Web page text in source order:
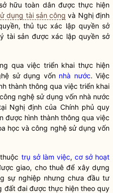
hữu toàn dân được thực hiện
dụng tài sản công và Nghị định
, thủ tục xác lập quyềnsở
tài sản được xác lậpquyền sở
qua việc triển khai thực hiện
sử dụng vốn nhà nước. Việc
thành thông qua việc triển khai
nghệ sử dụng vốn nhà nước
Nghị định của Chính phủ quy
được hình thành thông qua việc
học và công nghệ sử dụng vốn
trụ sở làm việc, cơ sở hoạt
giao, cho thuê để xây dựng
sự nghiệp nhưng chưa đầu tư
đất đai được thực hiện theo quy